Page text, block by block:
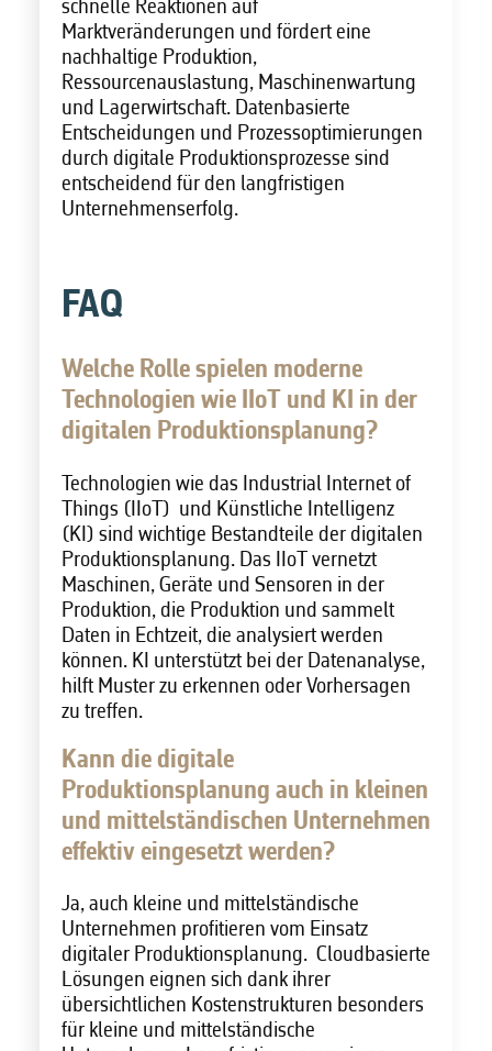
schnelle Reaktionen auf
Marktveränderungen und fördert eine
nachhaltige Produktion,
Ressourcenauslastung, Maschinenwartung
und Lagerwirtschaft. Datenbasierte
Entscheidungen und Prozessoptimierungen
durch digitale Produktionsprozesse sind
entscheidend für den langfristigen
Unternehmenserfolg.
FAQ
Welche Rolle spielen moderne
Technologien wie IIoT und KI in der
digitalen Produktionsplanung?
Technologien wie das Industrial Internet of
Things (IIoT) und Künstliche Intelligenz
(KI) sind wichtige Bestandteile der digitalen
Produktionsplanung. Das IIoT vernetzt
Maschinen, Geräte und Sensoren in der
Produktion, die Produktion und sammelt
Daten in Echtzeit, die analysiert werden
können. KI unterstützt bei der Datenanalyse,
hilft Muster zu erkennen oder Vorhersagen
zu treffen.
Kann die digitale
Produktionsplanung auch in kleinen
und mittelständischen Unternehmen
effektiv eingesetzt werden?
Ja, auch kleine und mittelständische
Unternehmen profitieren vom Einsatz
digitaler Produktionsplanung. Cloudbasierte
Lösungen eignen sich dank ihrer
übersichtlichen Kostenstrukturen besonders
für kleine und mittelständische